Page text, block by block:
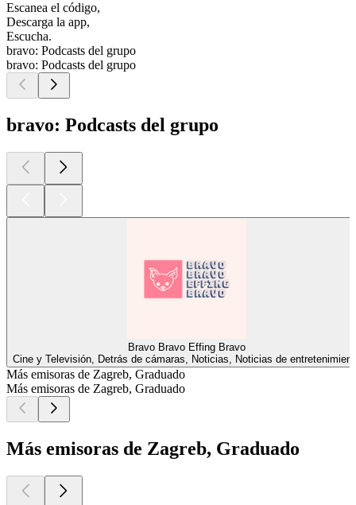
Escanea el código,
Descarga la app,
Escucha.
bravo: Podcasts del grupo
bravo: Podcasts del grupo
bravo: Podcasts del grupo
Bravo Bravo Effing Bravo
Cine y Televisión, Detrás de cámaras, Noticias, Noticias de
Más emisoras de Zagreb, Graduado
Más emisoras de Zagreb, Graduado
Más emisoras de Zagreb, Graduado